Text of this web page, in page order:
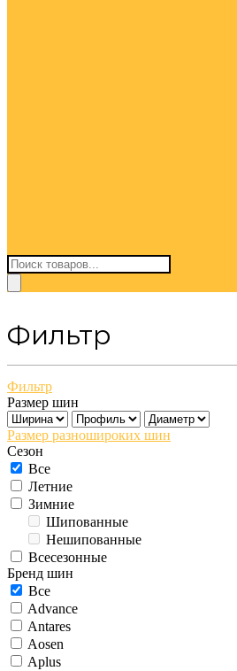
Поиск
товаров
Фильтр
Фильтр
Размер шин
Размер разношироких шин
Сезон
Все
Летние
Зимние
Шипованные
Нешипованные
Всесезонные
Бренд шин
Все
Advance
Antares
Aosen
Aplus